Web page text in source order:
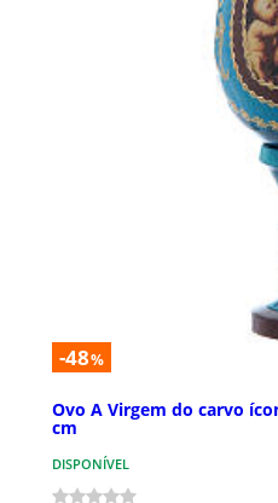
-48%
Ovo A Virgem do carvo
cm
DISPONÍVEL